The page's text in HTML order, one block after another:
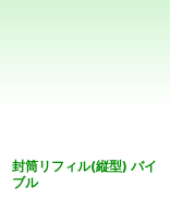
封筒リフィル(縦型) バイ
ブル